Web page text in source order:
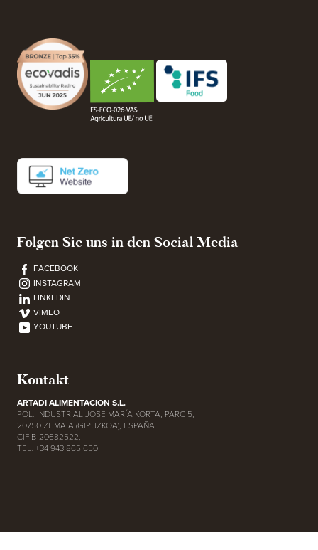
Folgen Sie uns in den Social Media
FACEBOOK
INSTAGRAM
LINKEDIN
VIMEO
YOUTUBE
Kontakt
ARTADI ALIMENTACION S.L.
POL. INDUSTRIAL JOSE MARÍA KORTA, PARC 5,
20750 ZUMAIA (GIPUZKOA), ESPAÑA
CIF B-20682522,
TEL. +34 943 865 650